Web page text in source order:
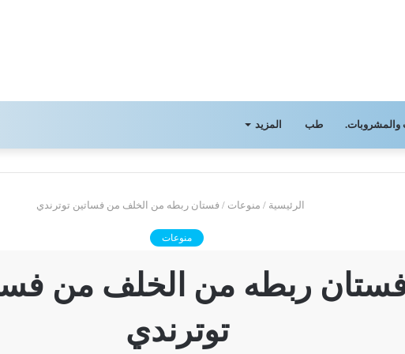
والمشروبات. طب المزيد
الرئيسية / منوعات / فستان ربطه من الخلف من فساتين توترندي
منوعات
ربطه من الخلف من
توترندي